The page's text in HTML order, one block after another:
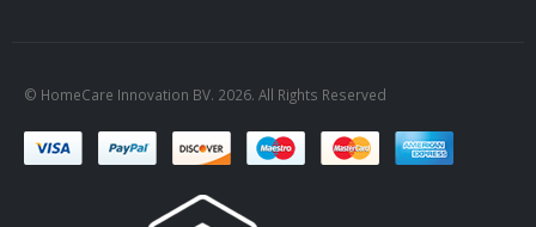
© HomeCare Innovation BV. 2026. All Rights Reserved